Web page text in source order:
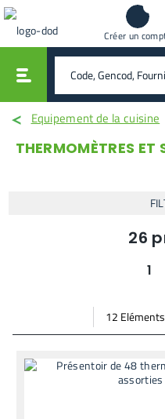
Créer un
rechercher
Equipement de la cuisine
THERMOMÈTRES ET
26
1
Mode vignette
Mode bande
Par
page